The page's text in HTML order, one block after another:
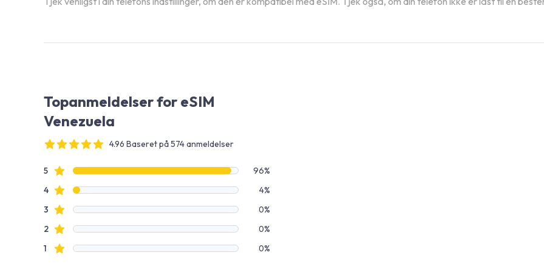
Topanmeldelser for eSIM
Venezuela
4.96 Baseret på 574 anmeldelser
Anmeldelsesdata
5Stjerneanmeldelser
96%
4Stjerneanmeldelser
4%
3 Stjerneanmeldelser
0%
2Stjerneanmeldelser
0%
1 Stjerneanmeldelser 0%